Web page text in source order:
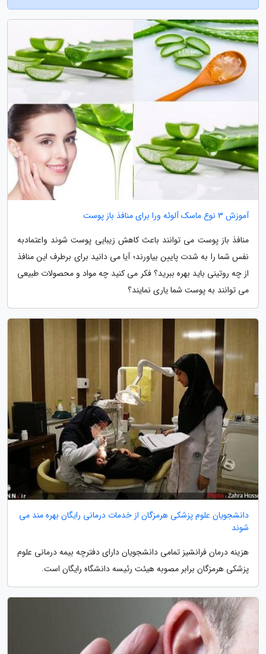
آموزش 3 نوع ماسک آلوئه ورا برای منافذ باز پوست
منافذ باز پوست می توانند باعث کاهش زیبایی پوست شوند واعتمادبه
نفس شما را به شدت پایین بیاورند؛ آیا می دانید برای برطرف این منافذ
از چه روتینی باید بهره ببرید؟ فکر می کنید چه مواد و محصولات طبیعی
می توانند به پوست شما یاری نمایند؟
دانشجویان علوم پزشکی هرمزگان از خدمات درمانی رایگان بهره مند می
شوند
هزینه درمان فرانشیز تمامی دانشجویان دارای دفترچه بیمه درمانی علوم
پزشکی هرمزگان برابر مصوبه هیئت رئیسه دانشگاه رایگان است.